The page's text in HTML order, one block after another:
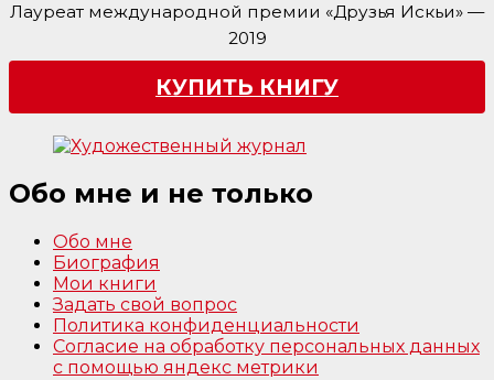
Лауреат международной премии «Друзья Искьи» —
2019
КУПИТЬ КНИГУ
Обо мне и не только
Обо мне
Биография
Мои книги
Задать свой вопрос
Политика конфиденциальности
Согласие на обработку персональных данных
с помощью яндекс метрики